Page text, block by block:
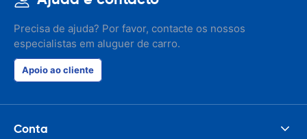
Precisa de ajuda? Por favor, contacte os nossos
especialistas em aluguer de carro.
Apoio ao cliente
Conta